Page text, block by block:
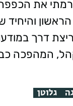
את
דרך
המהפכה
גלוטן